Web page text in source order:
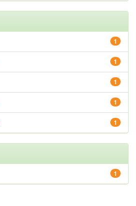
1
1
1
1
1
1